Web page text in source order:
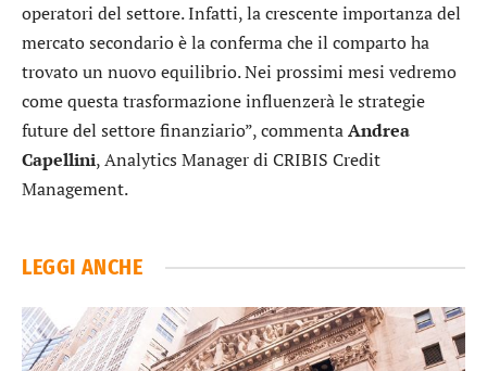
operatori del settore. Infatti, la crescente importanza del
mercato secondario è la conferma che il comparto ha
trovato un nuovo equilibrio. Nei prossimi mesi vedremo
come questa trasformazione influenzerà le strategie
future del settore finanziario”, commentaAndrea
Capellini, Analytics Manager di CRIBIS Credit
Management.
LEGGI ANCHE